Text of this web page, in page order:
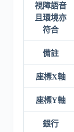
視障語音
且環境亦
符合
備註
座標X軸
座標Y軸
銀行